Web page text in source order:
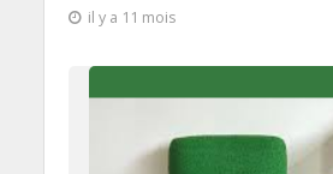
il y a 11 mois